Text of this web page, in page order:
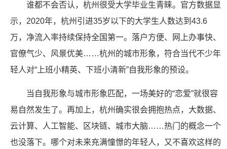
谁都不会否认，杭州很受大学毕业生青睐。官方数据显
示，2020年，杭州引进35岁以下的大学生人数达到43.6
万，净流入率持续保持全国第一。落户方便、网上办事快、
官僚气少、风景优美……杭州的城市形象，符合当代不少年
轻人对“上班小精英、下班小清新”自我形象的预设。
当自我形象与城市形象匹配，一场美好的“恋爱”就很容
易自然发生了。再加上，杭州确实很会拥抱热点，大数据、
云计算、人工智能、区块链、城市大脑……热门的概念一个
也没落下。哪个对未来充满憧憬的年轻人，又不喜欢这样的